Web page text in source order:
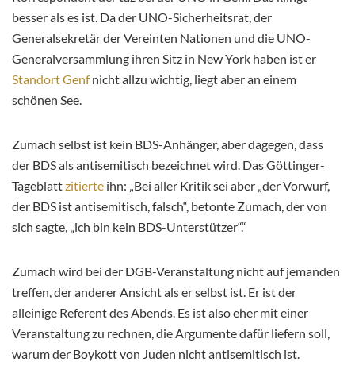
besser als es ist. Da der UNO-Sicherheitsrat, der
Generalsekretär der Vereinten Nationen und die UNO-
Generalversammlung ihren Sitz in New York haben ist er
Standort Genfnicht allzu wichtig, liegt aber an einem
schönen See.
Zumach selbst ist kein BDS-Anhänger, aber dagegen, dass
der BDS als antisemitisch bezeichnet wird. Das Göttinger-
Tageblattzitierte ihn: „Bei aller Kritik sei aber „der Vorwurf,
der BDS ist antisemitisch, falsch“, betonte Zumach, der von
sich sagte, „ich bin kein BDS-Unterstützer“.“
Zumach wird bei der DGB-Veranstaltung nicht auf jemanden
treffen, der anderer Ansicht als er selbst ist. Er ist der
alleinige Referent des Abends. Es ist also eher mit einer
Veranstaltung zu rechnen, die Argumente dafür liefern soll,
warum der Boykott von Juden nicht antisemitisch ist.